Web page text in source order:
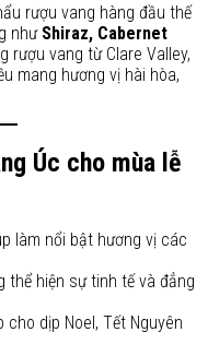
rượu vang hàng đầu thế
như Shiraz, Cabernet
rượu vang từ Clare Valley,
mang hương vị hài hòa,
Úc cho mùa lễ
làm nổi bật hương vị các
thể hiện sự tinh tế và đẳng
cho dịp Noel, Tết Nguyên